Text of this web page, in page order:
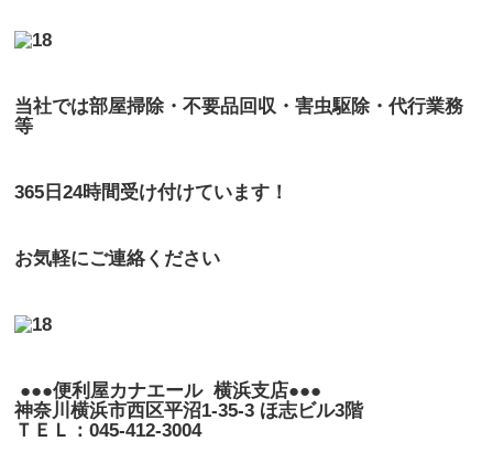
当社では部屋掃除・不要品回収・害虫駆除・代行業務
等
365日24時間受け付けています！
お気軽にご連絡ください
●●●便利屋カナエール 横浜支店●●●
神奈川横浜市西区平沼1-35-3 ほ志ビル3階
ＴＥＬ：045-412-3004